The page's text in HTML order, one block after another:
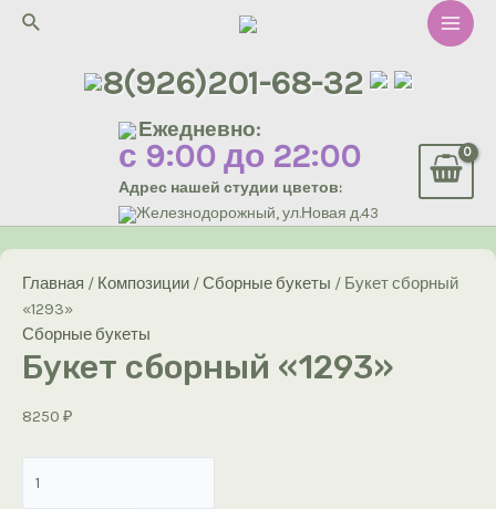
Перейти
Поиск
Main
8(926)201-68-32
Ежедневно:
с 9:00 до 22:00
Адрес нашей студии цветов:
Железнодорожный, ул.Новая д.43
Главная / Композиции /Сборные букеты / Букет сборный
«1293»
Сборные букеты
Букет сборный «1293»
8250 ₽
товара